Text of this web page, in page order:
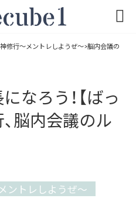

修行〜メントレしようぜ〜>脳内会議の議長
なろう！【ばっ
脳内会議のル
ントレしようぜ〜